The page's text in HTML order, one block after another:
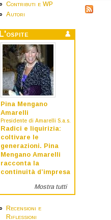
Contributi e WP
Autori
L'ospite
Pina Mengano
Amarelli
Presidente di Amarelli S.a.s.
Radici e liquirizia:
coltivare le
generazioni. Pina
Mengano Amarelli
racconta la
continuità d’impresa
Mostra tutti
Recensioni e
Riflessioni